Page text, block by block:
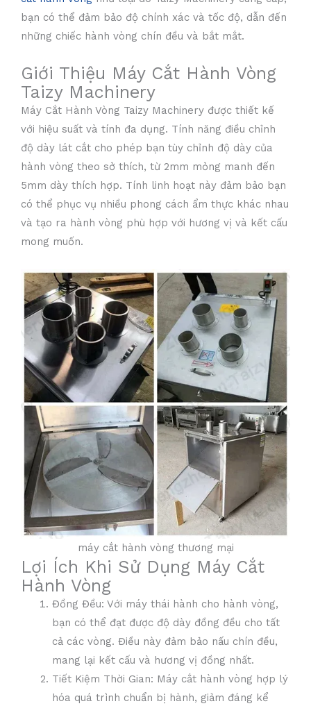
bạn có thể đảm bảo độ chính xác và tốc độ, dẫn đến
những chiếc hành vòng chín đều và bắt mắt.
Giới Thiệu Máy Cắt Hành Vòng
Taizy Machinery
Máy Cắt Hành Vòng Taizy Machinery được thiết kế
với hiệu suất và tính đa dụng. Tính năng điều chỉnh
độ dày lát cắt cho phép bạn tùy chỉnh độ dày của
hành vòng theo sở thích, từ 2mm mỏng manh đến
5mm dày thích hợp. Tính linh hoạt này đảm bảo bạn
có thể phục vụ nhiều phong cách ẩm thực khác nhau
và tạo ra hành vòng phù hợp với hương vị và kết cấu
mong muốn.
máy cắt hành vòng thương mại
Lợi Ích Khi Sử Dụng Máy Cắt
Hành Vòng
Đồng Đều: Với máy thái hành cho hành vòng,
bạn có thể đạt được độ dày đồng đều cho tất
cả các vòng. Điều này đảm bảo nấu chín đều,
mang lại kết cấu và hương vị đồng nhất.
Tiết Kiệm Thời Gian: Máy cắt hành vòng hợp lý
hóa quá trình chuẩn bị hành, giảm đáng kể